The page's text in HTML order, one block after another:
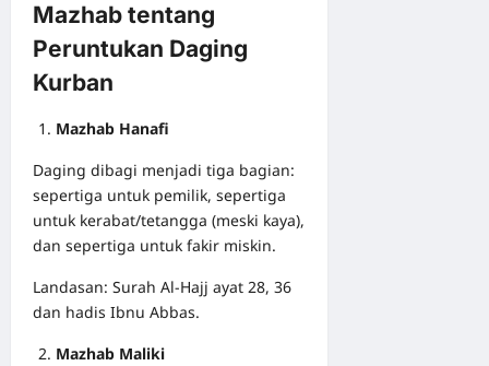
Mazhab tentang
Peruntukan Daging
Kurban
Mazhab Hanafi
Daging dibagi menjadi tiga bagian:
sepertiga untuk pemilik, sepertiga
untuk kerabat/tetangga (meski kaya),
dan sepertiga untuk fakir miskin.
Landasan: Surah Al-Hajj ayat 28, 36
dan hadis Ibnu Abbas.
Mazhab Maliki